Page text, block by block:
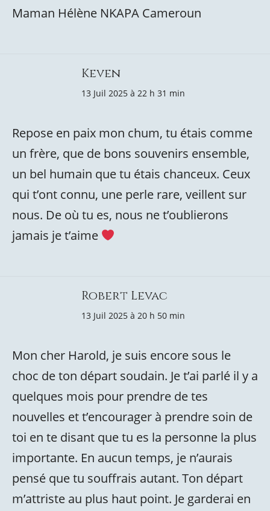
Maman Hélène NKAPA Cameroun
Keven
13 Juil 2025 à 22 h 31 min
Repose en paix mon chum, tu étais comme
un frère, que de bons souvenirs ensemble,
un bel humain que tu étais chanceux. Ceux
qui t’ont connu, une perle rare, veillent sur
nous. De où tu es, nous ne t’oublierons
jamais je t’aime
Robert Levac
13 Juil 2025 à 20 h 50 min
Mon cher Harold, je suis encore sous le
choc de ton départ soudain. Je t’ai parlé il y a
quelques mois pour prendre de tes
nouvelles et t’encourager à prendre soin de
toi en te disant que tu es la personne la plus
importante. En aucun temps, je n’aurais
pensé que tu souffrais autant. Ton départ
m’attriste au plus haut point. Je garderai en